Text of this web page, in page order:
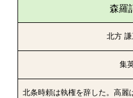
森
北方
集
北条時頼は執権を辞した。高麗